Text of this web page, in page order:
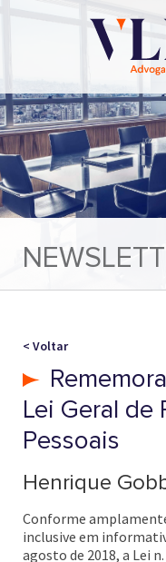
< Voltar
Lei Geral de
Pessoais
Henrique
Conforme
inclusive em
agosto de 2018, a Lei